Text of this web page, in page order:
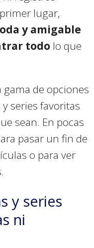
lugar,
y amigable
todo lo que
de opciones
series favoritas
sean. En pocas
pasar un fin de
o para ver
y series
ni